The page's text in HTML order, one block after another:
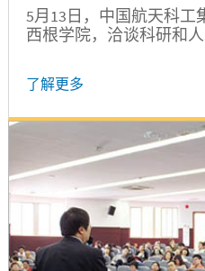
5月13日，中国航天科工
西根学院，洽谈科研和人
了解更多